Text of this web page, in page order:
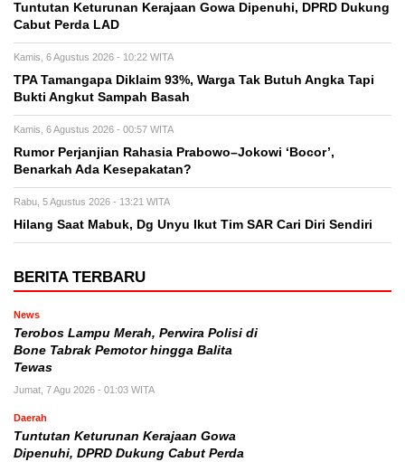
Tuntutan Keturunan Kerajaan Gowa Dipenuhi, DPRD Dukung
Cabut Perda LAD
Kamis, 6 Agustus 2026 - 10:22 WITA
TPA Tamangapa Diklaim 93%, Warga Tak Butuh Angka Tapi
Bukti Angkut Sampah Basah
Kamis, 6 Agustus 2026 - 00:57 WITA
Rumor Perjanjian Rahasia Prabowo–Jokowi ‘Bocor’,
Benarkah Ada Kesepakatan?
Rabu, 5 Agustus 2026 - 13:21 WITA
Hilang Saat Mabuk, Dg Unyu Ikut Tim SAR Cari Diri Sendiri
BERITA TERBARU
News
Terobos Lampu Merah, Perwira Polisi di
Bone Tabrak Pemotor hingga Balita
Tewas
Jumat, 7 Agu 2026 - 01:03 WITA
Daerah
Tuntutan Keturunan Kerajaan Gowa
Dipenuhi, DPRD Dukung Cabut Perda